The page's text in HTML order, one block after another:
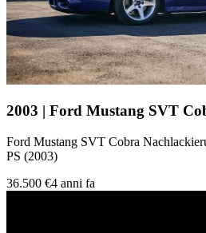
2003 | Ford Mustang SVT
Ford Mustang SVT Cobra
PS (2003)
36.500 €4 anni fa